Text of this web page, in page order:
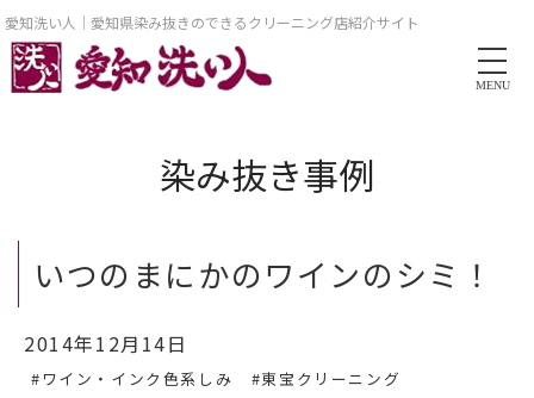
愛知洗い人｜愛知県染み抜きのできるクリーニング店紹介サイト
MENU
染み抜き事例
いつのまにかのワインのシミ！
2014年12月14日
#ワイン・インク色系しみ
#東宝クリーニング